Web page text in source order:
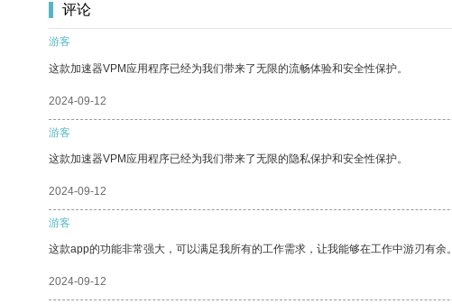
评论
游客
这款加速器VPM应用程序已经为我们带来了无限的流畅体验和安全性保护。
2024-09-12
游客
这款加速器VPM应用程序已经为我们带来了无限的隐私保护和安全性保护。
2024-09-12
游客
这款app的功能非常强大，可以满足我所有的工作需求，让我能够在工作中游刃有余。
2024-09-12